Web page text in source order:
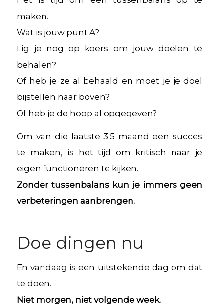
maken.
Wat is jouw punt A?
Lig je nog op koers om jouw doelen te
behalen?
Of heb je ze al behaald en moet je je doel
bijstellen naar boven?
Of heb je de hoop al opgegeven?
Om van die laatste 3,5 maand een succes
te maken, is het tijd om kritisch naar je
eigen functioneren te kijken.
Zonder tussenbalans kun je immers geen
verbeteringen aanbrengen.
Doe dingen nu
En vandaag is een uitstekende dag om dat
te doen.
Niet morgen, niet volgende week.